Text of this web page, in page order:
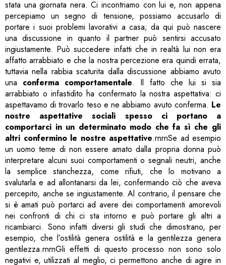
stata una giornata nera. Ci incontriamo con lui e, non appena
percepiamo un segno di tensione, possiamo accusarlo di
portare i suoi problemi lavorativi a casa; da qui può nascere
una discussione in quanto il partner può sentirsi accusato
ingiustamente. Può succedere infatti che in realtà lui non era
affatto arrabbiato e che la nostra percezione era quindi errata,
tuttavia nella rabbia scaturita dalla discussione abbiamo avuto
una conferma comportamentale. Il fatto che lui si sia
arrabbiato o infastidito ha confermato la nostra aspettativa: ci
aspettavamo di trovarlo teso e ne abbiamo avuto conferma. Le
nostre aspettative sociali spesso ci portano a
comportarci in un determinato modo che fa sì che gli
altri confermino le nostre aspettative.rnrnSe ad esempio
un uomo teme di non essere amato dalla propria donna può
interpretare alcuni suoi comportamenti o segnali neutri, anche
la semplice stanchezza, come rifiuti, che lo motivano a
svalutarla e ad allontanarsi da lei, confermando ciò che aveva
percepito, anche se ingiustamente. Al contrario, il pensare che
si è amati può portarci ad avere dei comportamenti amorevoli
nei confronti di chi ci sta intorno e può portare gli altri a
ricambiarci. Sono infatti diversi gli studi che dimostrano, per
esempio, che l’ostilità genera ostilità e la gentilezza genera
gentilezza.rnrnGli effetti di questo processo non sono solo
negativi e, utilizzati al meglio, ci permettono anche di agire in